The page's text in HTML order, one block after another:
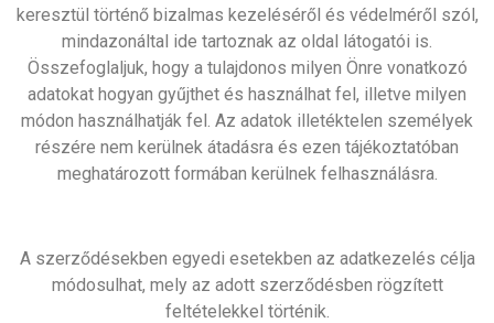
keresztül történő bizalmas kezeléséről és védelméről szól,
mindazonáltal ide tartoznak az oldal látogatói is.
Összefoglaljuk, hogy a tulajdonos milyen Önre vonatkozó
adatokat hogyan gyűjthet és használhat fel, illetve milyen
módon használhatják fel. Az adatok illetéktelen személyek
részére nem kerülnek átadásra és ezen tájékoztatóban
meghatározott formában kerülnek felhasználásra.
A szerződésekben egyedi esetekben az adatkezelés célja
módosulhat, mely az adott szerződésben rögzített
feltételekkel történik.